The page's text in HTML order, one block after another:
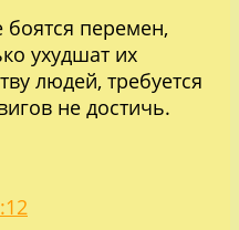
перемен,
ухудшат их
людей, требуется
не достичь.